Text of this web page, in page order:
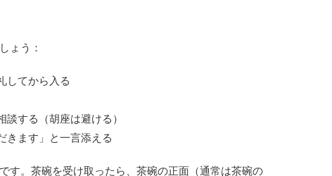
ょう：
してから入る
する（胡座は避ける）
きます」と一言添える
す。茶碗を受け取ったら、茶碗の正面（通常は茶碗の